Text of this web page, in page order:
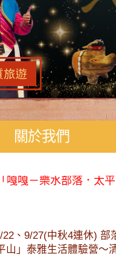
關於我們
部落．太平山」泰
、9/27(中秋4連休) 部
山」泰雅生活體驗營～